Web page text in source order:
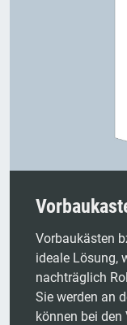
Vorbaukästen
ideale Lösung,
nachträglich
Sie werden an
können bei